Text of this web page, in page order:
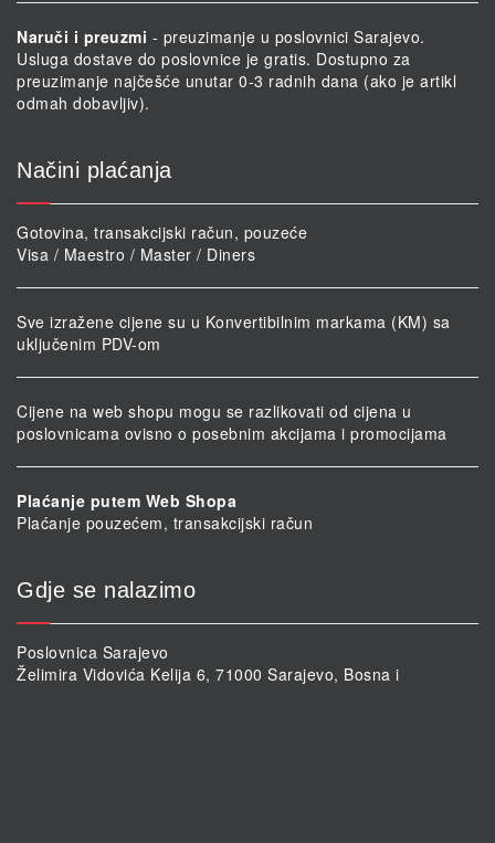
Naruči i preuzmi - preuzimanje u poslovnici Sarajevo.
Usluga dostave do poslovnice je gratis. Dostupno za
preuzimanje najčešće unutar 0-3 radnih dana (ako je artikl
odmah dobavljiv).
Načini plaćanja
Gotovina, transakcijski račun, pouzeće
Visa / Maestro / Master / Diners
Sve izražene cijene su u Konvertibilnim markama (KM) sa
uključenim PDV-om
Cijene na web shopu mogu se razlikovati od cijena u
poslovnicama ovisno o posebnim akcijama i promocijama
Plaćanje putem Web Shopa
Plaćanje pouzećem, transakcijski račun
Gdje se nalazimo
Poslovnica Sarajevo
Želimira Vidovića Kelija 6, 71000 Sarajevo, Bosna i